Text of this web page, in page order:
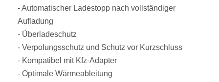
- Automatischer Ladestopp nach vollständiger
Aufladung
- Überladeschutz
- Verpolungsschutz und Schutz vor Kurzschluss
- Kompatibel mit Kfz-Adapter
- Optimale Wärmeableitung